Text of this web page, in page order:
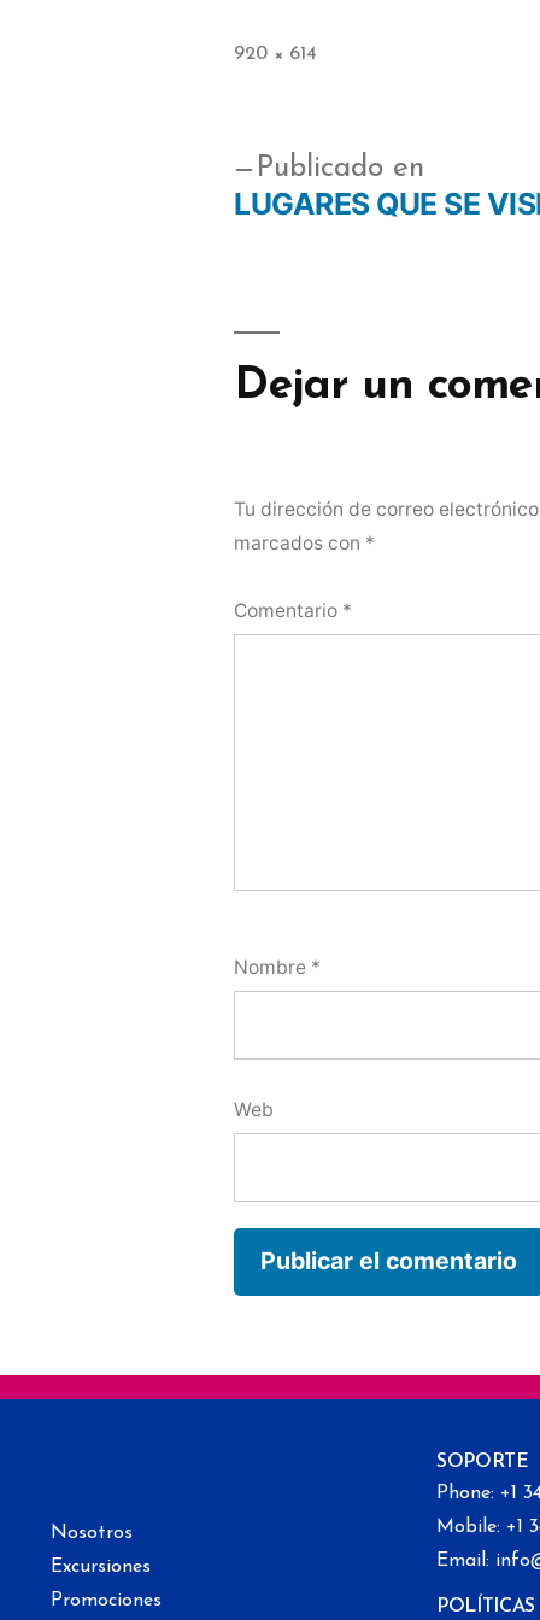
920 × 614
Publicado en
LUGARES QUE SE
Dejar un
Tu dirección de correo
marcados con *
Comentario *
Nombre *
Web
Nosotros
Excursiones
Promociones
SOPORTE
Phone: +1
Mobile: +1
Email: